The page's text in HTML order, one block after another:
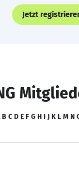
Jetzt
B C D E F G H I J K L M N